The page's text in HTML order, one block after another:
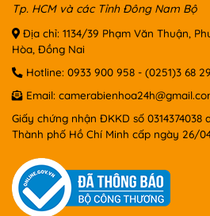
Tp. HCM và các Tỉnh Đông Nam Bộ
Địa chỉ: 1134/39 Phạm Văn Thuận,
Hòa, Đồng Nai
Hotline: 0933 900 958 - (0251)3 68
Email:
Giấy chứng nhận ĐKKD số
Thành phố Hồ Chí Minh cấp ngày 26/